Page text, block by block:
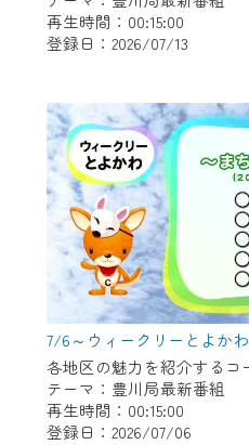
再生時間：00:15:00
登録日：2026/07/13
7/6～ウィークリーとよかわ
テーマ：豊川局最新番組
再生時間：00:15:00
登録日：2026/07/06